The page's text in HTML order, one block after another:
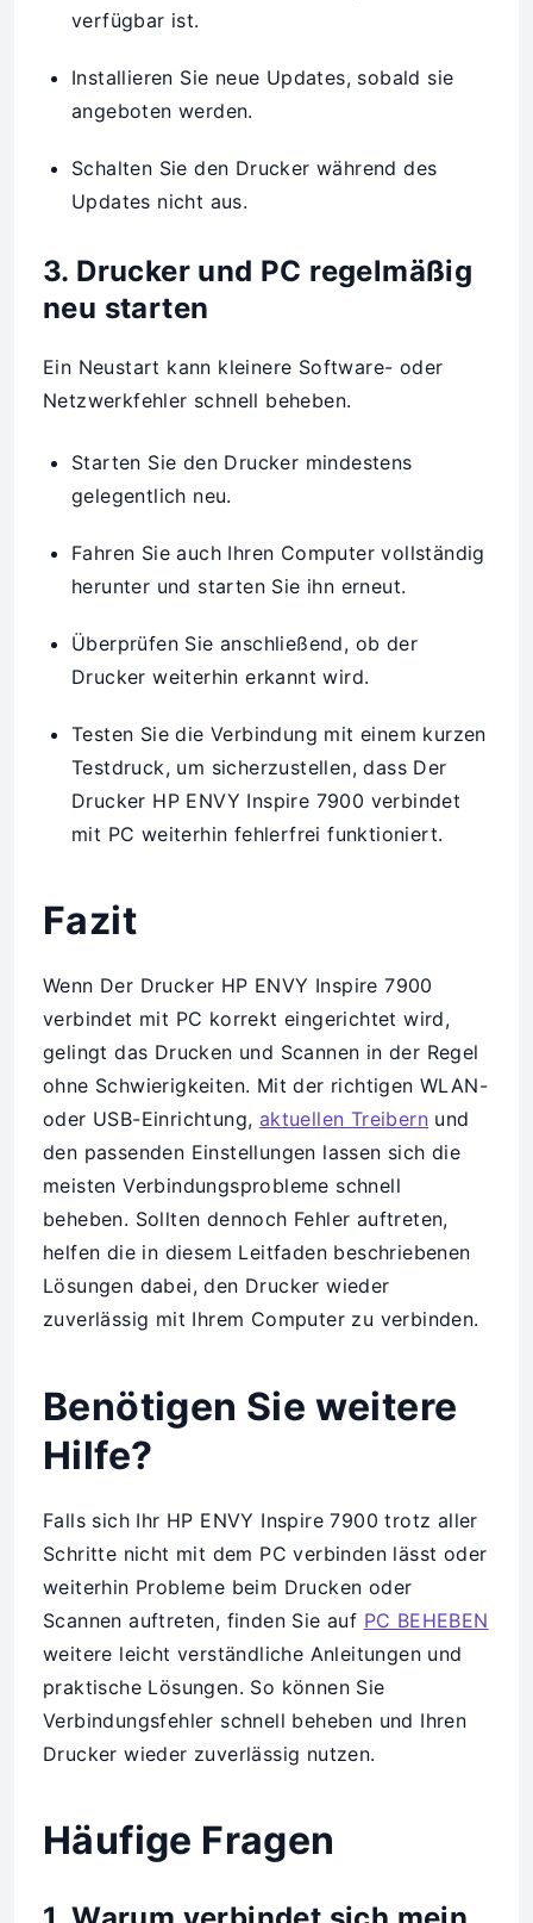
verfügbar ist.
Installieren Sie neue Updates, sobald sie
angeboten werden.
Schalten Sie den Drucker während des
Updates nicht aus.
3. Drucker und PC regelmäßig
neu starten
Ein Neustart kann kleinere Software- oder
Netzwerkfehler schnell beheben.
Starten Sie den Drucker mindestens
gelegentlich neu.
Fahren Sie auch Ihren Computer vollständig
herunter und starten Sie ihn erneut.
Überprüfen Sie anschließend, ob der
Drucker weiterhin erkannt wird.
Testen Sie die Verbindung mit einem kurzen
Testdruck, um sicherzustellen, dass Der
Drucker HP ENVY Inspire 7900 verbindet
mit PC weiterhin fehlerfrei funktioniert.
Fazit
Wenn Der Drucker HP ENVY Inspire 7900
verbindet mit PC korrekt eingerichtet wird,
gelingt das Drucken und Scannen in der Regel
ohne Schwierigkeiten. Mit der richtigen WLAN-
oder USB-Einrichtung, aktuellen Treibern und
den passenden Einstellungen lassen sich die
meisten Verbindungsprobleme schnell
beheben. Sollten dennoch Fehler auftreten,
helfen die in diesem Leitfaden beschriebenen
Lösungen dabei, den Drucker wieder
zuverlässig mit Ihrem Computer zu verbinden.
Benötigen Sie weitere
Hilfe?
Falls sich Ihr HP ENVY Inspire 7900 trotz aller
Schritte nicht mit dem PC verbinden lässt oder
weiterhin Probleme beim Drucken oder
Scannen auftreten, finden Sie auf PC BEHEBEN
weitere leicht verständliche Anleitungen und
praktische Lösungen. So können Sie
Verbindungsfehler schnell beheben und Ihren
Drucker wieder zuverlässig nutzen.
Häufige Fragen